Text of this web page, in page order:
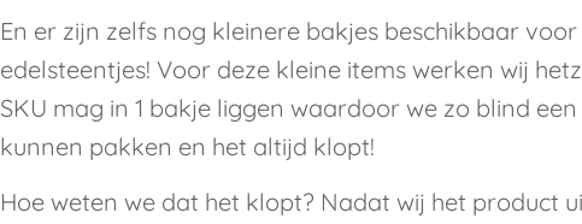
En er zijn zelfs nog kleinere bakjes beschikbaar
edelsteentjes! Voor deze kleine items werken wij
SKU mag in 1 bakje liggen waardoor we zo blind
kunnen pakken en het altijd klopt!
Hoe weten we dat het klopt? Nadat wij het product